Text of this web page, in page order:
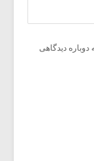
دیدگاهی